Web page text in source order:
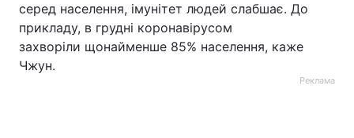
серед населення, імунітет людей слабшає. До
прикладу, в грудні коронавірусом
захворіли щонайменше 85% населення, каже
Чжун.
Реклама